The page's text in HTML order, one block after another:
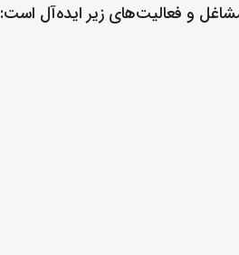
و فعالیت‌های زیر ایده‌آل است: